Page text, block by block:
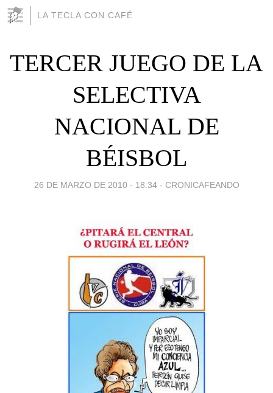
LA TECLA CON CAFÉ
TERCER JUEGO DE LA
SELECTIVA
NACIONAL DE
BÉISBOL
26 DE MARZO DE 2010 - 18:34 - CRONICAFEANDO